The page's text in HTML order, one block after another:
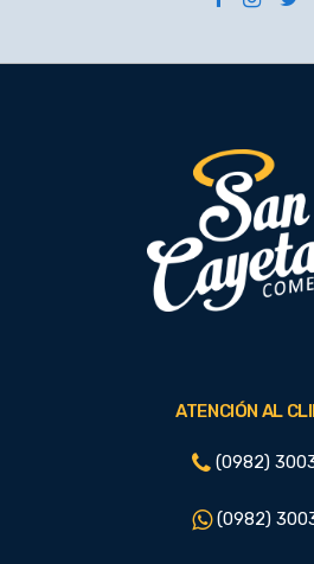
ATENCIÓN AL
(0982)
(0982)